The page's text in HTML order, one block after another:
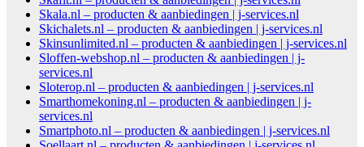
Skala.nl – producten & aanbiedingen | j-services.nl
Skichalets.nl – producten & aanbiedingen | j-services.nl
Skinsunlimited.nl – producten & aanbiedingen | j-services.nl
Sloffen-webshop.nl – producten & aanbiedingen | j-
services.nl
Sloterop.nl – producten & aanbiedingen | j-services.nl
Smarthomekoning.nl – producten & aanbiedingen | j-
services.nl
Smartphoto.nl – producten & aanbiedingen | j-services.nl